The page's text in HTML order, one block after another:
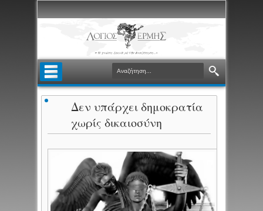
Δεν υπάρχει δημοκρατία
χωρίς δικαιοσύνη